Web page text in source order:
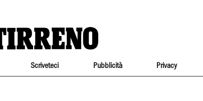
Scriveteci Pubblicità Privacy